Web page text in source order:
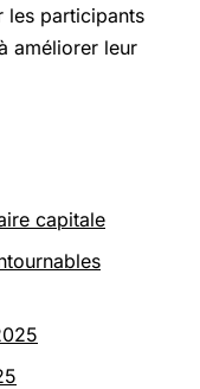
les participants
améliorer leur
capitale